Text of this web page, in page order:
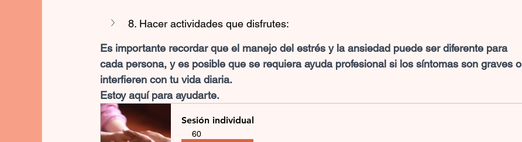
8. Hacer actividades que disfrutes:
Es importante recordar que el manejo del estrés y la ansiedad puede ser diferente para
cada persona, y es posible que se requiera ayuda profesional si los síntomas son graves o
interfieren con tu vida diaria.
Estoy aquí para ayudarte.
Sesión individual
60